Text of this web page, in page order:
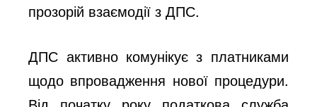
прозорій взаємодії з ДПС.
ДПС активно комунікує з платниками
щодо впровадження нової процедури.